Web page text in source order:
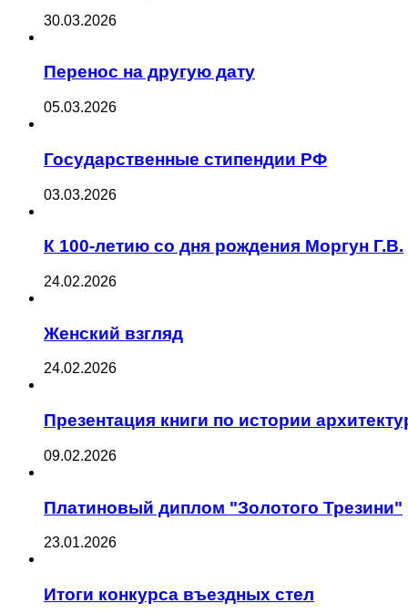
30.03.2026
Перенос на другую дату
05.03.2026
Государственные стипендии РФ
03.03.2026
К 100-летию со дня рождения Моргун Г.В.
24.02.2026
Женский взгляд
24.02.2026
Презентация книги по истории
09.02.2026
Платиновый диплом "Золотого Трезини"
23.01.2026
Итоги конкурса въездных стел